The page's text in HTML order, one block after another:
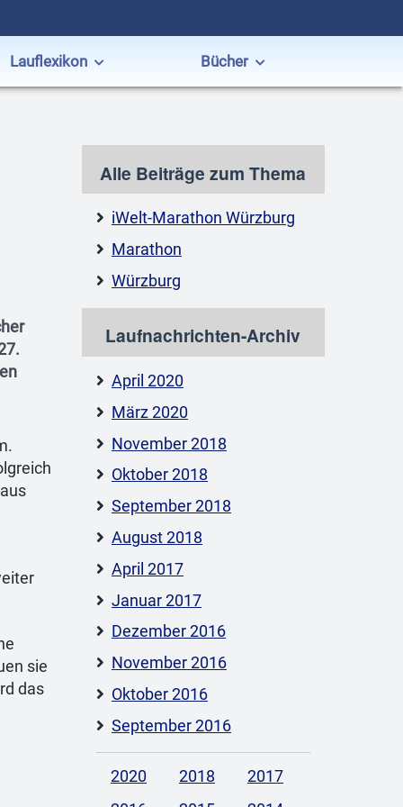
Lauflexikon Bücher
sie
das
Alle Beiträge zum Thema
iWelt-Marathon Würzburg
Marathon
Würzburg
Laufnachrichten-Archiv
April 2020
März 2020
November 2018
Oktober 2018
September 2018
August 2018
April 2017
Januar 2017
Dezember 2016
November 2016
Oktober 2016
September 2016
2020 2018
2017